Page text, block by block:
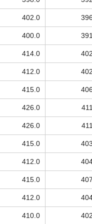
402.0
400.0
414.0
412.0
415.0
426.0
426.0
415.0
412.0
415.0
412.0
410.0